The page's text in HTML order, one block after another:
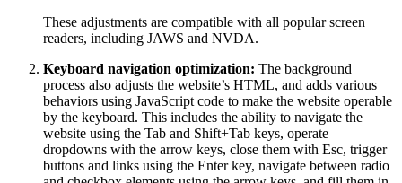
These adjustments are compatible with all popular screen
readers, including JAWS and NVDA.
Keyboard navigation optimization: The background
process also adjusts the website’s HTML, and adds various
behaviors using JavaScript code to make the website operable
by the keyboard. This includes the ability to navigate the
website using the Tab and Shift+Tab keys, operate
dropdowns with the arrow keys, close them with Esc, trigger
buttons and links using the Enter key, navigate between radio